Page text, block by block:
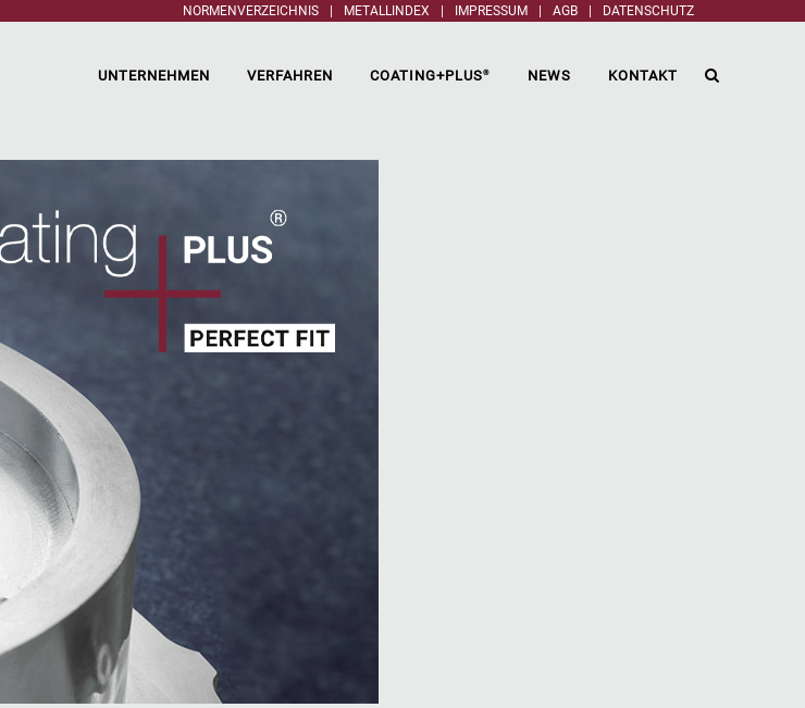
NORMENVERZEICHNIS METALLINDEX IMPRESSUM AGB DATENSCHUTZ
UNTERNEHMEN VERFAHREN COATING+PLUS® NEWS KONTAKT